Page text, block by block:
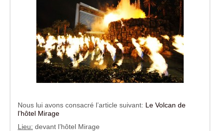
Nous lui avons consacré l’article suivant: Le Volcan de
l’hôtel Mirage
Lieu: devant l’hôtel Mirage